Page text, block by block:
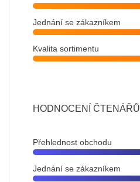
Jednání se zákazníkem
Kvalita sortimentu
HODNOCENÍ ČTENÁŘŮ
Přehlednost obchodu
Jednání se zákazníkem